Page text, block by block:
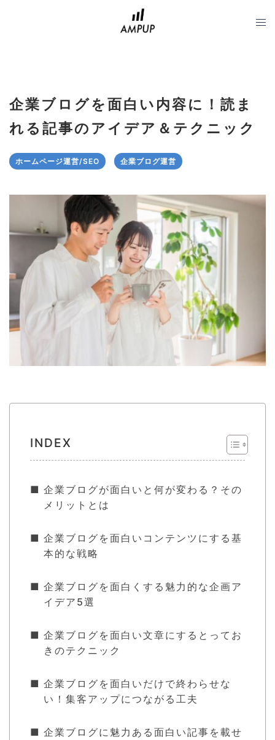
企業ブログを面白い内容に！読ま
れる記事のアイデア＆テクニック
ホームページ運営/SEO 企業ブログ運営
INDEX
企業ブログが面白いと何が変わる？その
メリットとは
企業ブログを面白いコンテンツにする基
本的な戦略
企業ブログを面白くする魅力的な企画ア
イデア5選
企業ブログを面白い文章にするとってお
きのテクニック
企業ブログを面白いだけで終わらせな
い！集客アップにつながる工夫
企業ブログに魅力ある面白い記事を載せ